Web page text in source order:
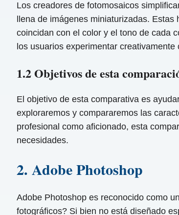
Los creadores de fotomosaicos
llena de imágenes miniaturizadas.
coincidan con el color y el tono de cada
los usuarios experimentar
1.2 Objetivos de esta
El objetivo de esta comparativa es
exploraremos y compararemos las
profesional como aficionado, esta
necesidades.
2. Adobe Photoshop
Adobe Photoshop es reconocido como
fotográficos? Si bien no está diseñado